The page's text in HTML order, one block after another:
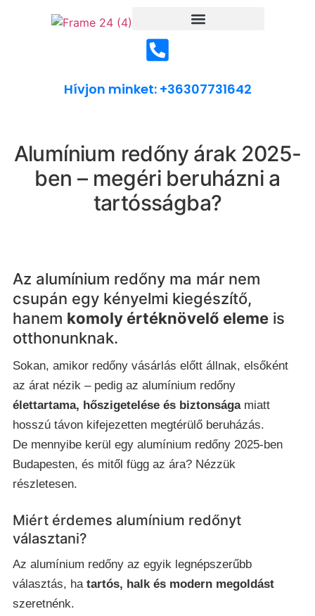
Hívjon minket: +36307731642
Alumínium redőny árak 2025-
ben – megéri beruházni a
tartósságba?
Az alumínium redőny ma már nem
csupán egy kényelmi kiegészítő,
hanem komoly értéknövelő eleme is
otthonunknak.
Sokan, amikor redőny vásárlás előtt állnak, elsőként
az árat nézik – pedig az alumínium redőny
élettartama, hőszigetelése és biztonságamiatt
hosszú távon kifejezetten megtérülő beruházás.
De mennyibe kerül egy alumínium redőny 2025-ben
Budapesten, és mitől függ az ára? Nézzük
részletesen.
Miért érdemes alumínium redőnyt
választani?
Az alumínium redőny az egyik legnépszerűbb
választás, ha tartós, halk és modern megoldást
szeretnénk.